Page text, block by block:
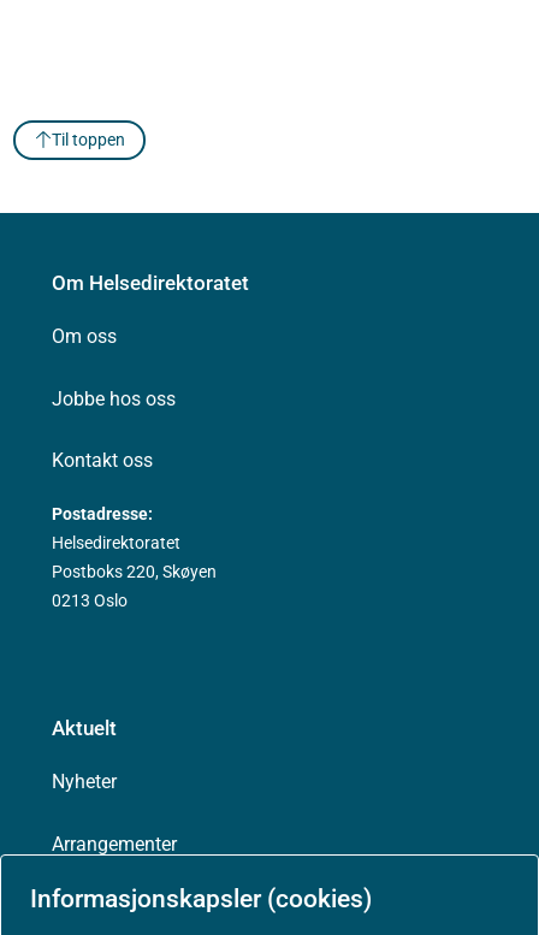
Informasjonskapsler (cookies)
Til toppen
Om Helsedirektoratet
Om oss
Jobbe hos oss
Kontakt oss
Postadresse:
Helsedirektoratet
Postboks 220, Skøyen
0213 Oslo
Aktuelt
Nyheter
Arrangementer
Høringer